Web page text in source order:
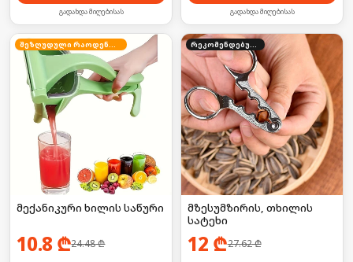
გადახდა მიღებისას გადახდა მიღებისას
შეზღუდული რაოდენობა
მექანიკური ხილის საწური
10.8 ₾24.48₾
რეკომენდებული
მზესუმზირის, თხილის
სატეხი
12 ₾27.62₾